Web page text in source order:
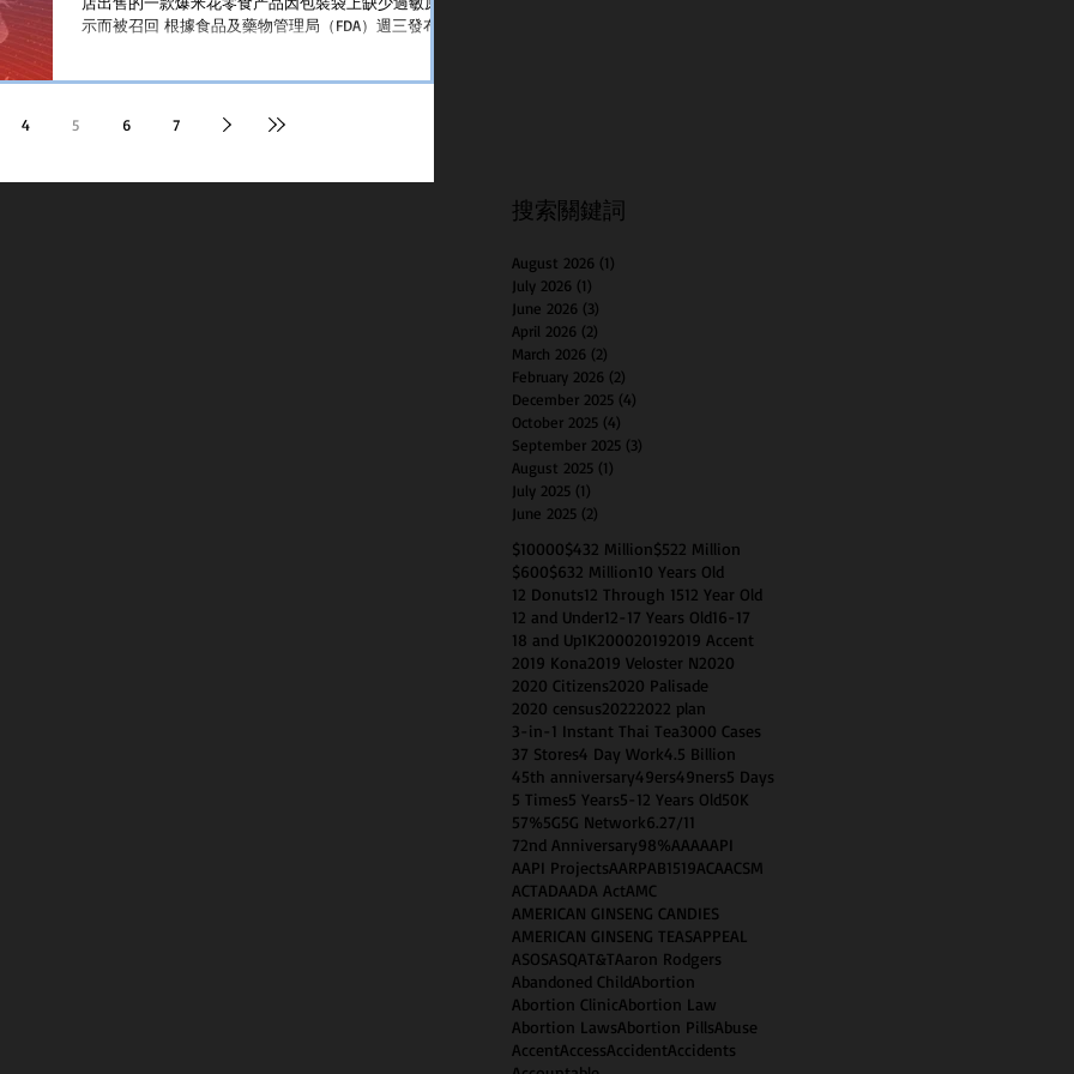
示而被召回 根據食品及藥物管理局（FDA）週三發布的
4 5 6 7
搜索關鍵詞
August 2026 (1)
July 2026 (1)
June 2026 (3)
April 2026 (2)
March 2026 (2)
February 2026 (2)
December 2025 (4)
October 2025 (4)
September 2025 (3)
August 2025 (1)
July 2025 (1)
June 2025 (2)
$10000$432 Million$522 Million
$600$632 Million10 Years Old
12 Donuts12 Through 1512 Year Old
12 and Under12-17 Years Old16-17
18 and Up1K200020192019 Accent
2019 Kona2019 Veloster N2020
2020 Citizens2020 Palisade
2020 census20222022 plan
3-in-1 Instant Thai Tea3000 Cases
37 Stores4 Day Work4.5 Billion
45th anniversary49ers49ners5 Days
5 Times5 Years5-12 Years Old50K
57%5G5G Network6.27/11
72nd Anniversary98%AAAAAPI
AAPI ProjectsAARPAB1519ACAACSM
ACTADAADA ActAMC
AMERICAN GINSENG CANDIES
AMERICAN GINSENG TEASAPPEAL
ASOSASQAT&TAaron Rodgers
Abandoned ChildAbortion
Abortion ClinicAbortion Law
Abortion LawsAbortion PillsAbuse
AccentAccessAccidentAccidents